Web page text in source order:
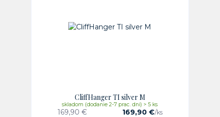
CliffHanger TI silver M
169,90 € 169,90 €/ks
skladom (dodanie 2-7 prac. dni) > 5 ks